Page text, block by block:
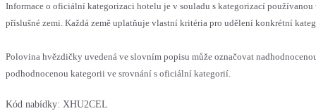
Informace o oficiální kategorizaci hotelu je v souladu s kategorizací používanou
příslušné zemi. Každá země uplatňuje vlastní kritéria pro udělení konkrétní
Polovina hvězdičky uvedená ve slovním popisu může označovat
podhodnocenou kategorii ve srovnání s oficiální kategorií.
Kód nabídky: XHU2CEL